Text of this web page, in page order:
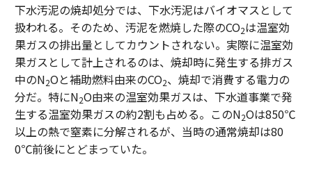
下水汚泥の焼却処分では、下水汚泥はバイオマスとして
扱われる。そのため、汚泥を燃焼した際のCO2は温室効
果ガスの排出量としてカウントされない。実際に温室効
果ガスとして計上されるのは、焼却時に発生する排ガス
中のN2Oと補助燃料由来のCO2、焼却で消費する電力の
分だ。特にN2O由来の温室効果ガスは、下水道事業で発
生する温室効果ガスの約2割も占める。このN2Oは850℃
以上の熱で窒素に分解されるが、当時の通常焼却は80
0℃前後にとどまっていた。